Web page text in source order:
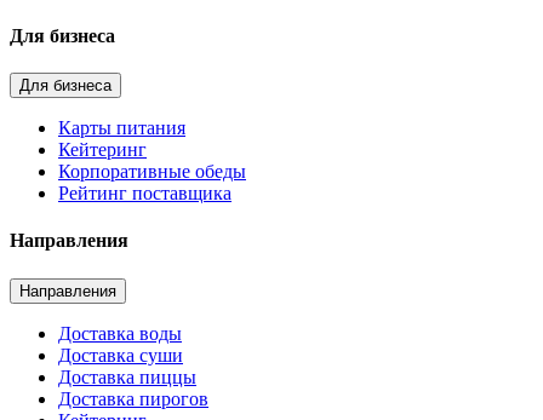
Для бизнеса
Для бизнеса
Карты питания
Кейтеринг
Корпоративные обеды
Рейтинг поставщика
Направления
Направления
Доставка воды
Доставка суши
Доставка пиццы
Доставка пирогов